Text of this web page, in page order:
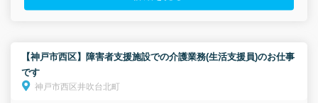
【神戸市西区】障害者支援施設での介護業務(生活支援員)のお仕事
です
神戸市西区井吹台北町